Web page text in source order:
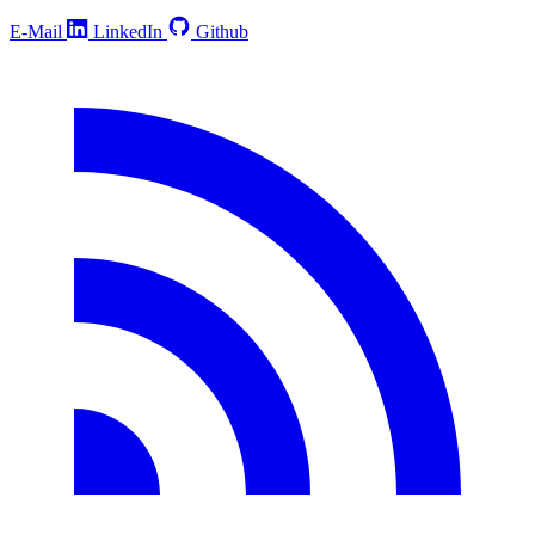
E-Mail LinkedIn Github